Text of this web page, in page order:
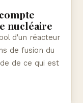
nucléaire
d'un réacteur
de fusion du
de ce qui est